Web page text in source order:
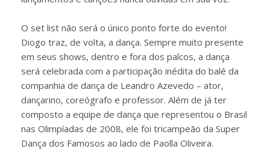
O set list não será o único ponto forte do evento!
Diogo traz, de volta, a dança. Sempre muito presente
em seus shows, dentro e fora dos palcos, a dança
será celebrada com a participação inédita do balé da
companhia de dança de Leandro Azevedo – ator,
dançarino, coreógrafo e professor. Além de já ter
composto a equipe de dança que representou o Brasil
nas Olimpíadas de 2008, ele foi tricampeão da Super
Dança dos Famosos ao lado de Paolla Oliveira.